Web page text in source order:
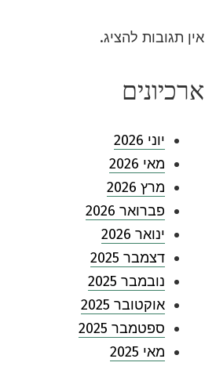
אין תגובות להציג.
ארכיונים
יוני 2026
מאי 2026
מרץ 2026
פברואר 2026
ינואר 2026
דצמבר 2025
נובמבר 2025
אוקטובר 2025
ספטמבר 2025
מאי 2025